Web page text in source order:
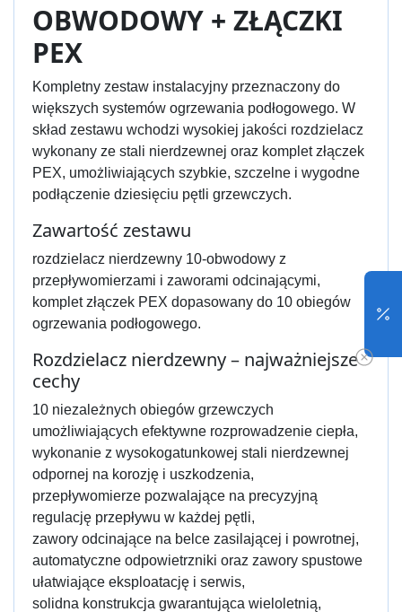
OBWODOWY + ZŁĄCZKI
PEX
Kompletny zestaw instalacyjny przeznaczony do
większych systemów ogrzewania podłogowego. W
skład zestawu wchodzi wysokiej jakości rozdzielacz
wykonany ze stali nierdzewnej oraz komplet złączek
PEX, umożliwiających szybkie, szczelne i wygodne
podłączenie dziesięciu pętli grzewczych.
Zawartość zestawu
rozdzielacz nierdzewny 10-obwodowy z
przepływomierzami i zaworami odcinającymi,
komplet złączek PEX dopasowany do 10 obiegów
ogrzewania podłogowego.
Rozdzielacz nierdzewny – najważniejsze
cechy
10 niezależnych obiegów grzewczych
umożliwiających efektywne rozprowadzenie ciepła,
wykonanie z wysokogatunkowej stali nierdzewnej
odpornej na korozję i uszkodzenia,
przepływomierze pozwalające na precyzyjną
regulację przepływu w każdej pętli,
zawory odcinające na belce zasilającej i powrotnej,
automatyczne odpowietrzniki oraz zawory spustowe
ułatwiające eksploatację i serwis,
solidna konstrukcja gwarantująca wieloletnią,